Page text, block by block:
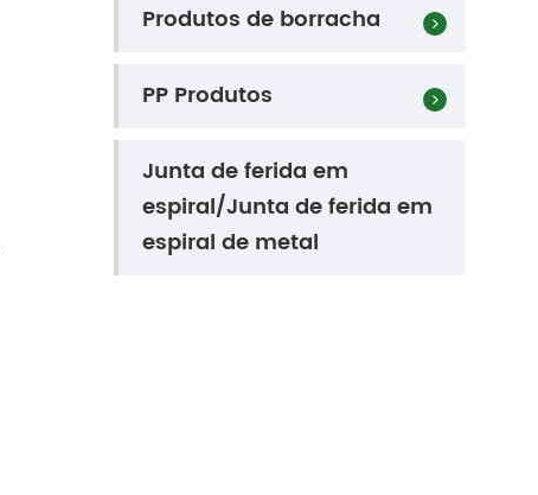
Produtos de borracha
PP Produtos
Junta de ferida em
espiral/Junta de ferida em
espiral de metal